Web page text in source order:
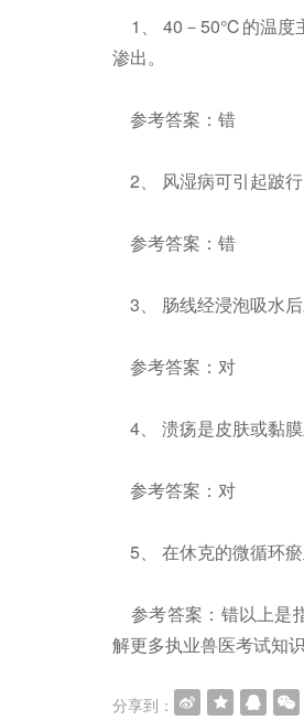
1、 40－50℃的温度
渗出。
参考答案：错
2、 风湿病可引起跛
参考答案：错
3、 肠线经浸泡吸水
参考答案：对
4、 溃疡是皮肤或黏膜
参考答案：对
5、 在休克的微循环瘀
参考答案：错以上是
解更多执业兽医考试知
分享到：